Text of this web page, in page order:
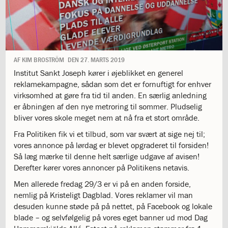
days
of
giving
1.12:
Let
it
Grow
1.13:
Move
it!
1.14:
Ucycle
We
Recycle
1.15:
Historie
1.16:
Bombningen
af
Institut
Jeanne
d’Arc
1.17:
Markering
af
AF KIM BROSTRÖM DEN 27. MARTS 2019
Institut Sankt Joseph kører i øjeblikket en generel
reklamekampagne, sådan som det er fornuftigt for enhver
virksomhed at gøre fra tid til anden. En særlig anledning
er åbningen af den nye metroring til sommer. Pludselig
bliver vores skole meget nem at nå fra et stort område.
Fra Politiken fik vi et tilbud, som var svært at sige nej til;
vores annonce på lørdag er blevet opgraderet til forsiden!
Så læg mærke til denne helt særlige udgave af avisen!
Derefter kører vores annoncer på Politikens netavis.
Men allerede fredag 29/3 er vi på en anden forside,
nemlig på Kristeligt Dagblad. Vores reklamer vil man
desuden kunne støde på på nettet, på Facebook og lokale
blade – og selvfølgelig på vores eget banner ud mod Dag